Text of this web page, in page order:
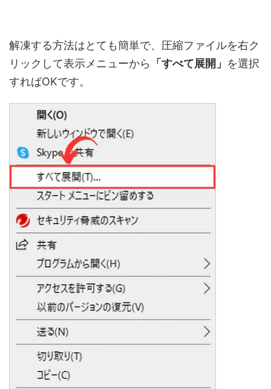
解凍する方法はとても簡単で、圧縮ファイルを右ク
リックして表示メニューから
「すべて展開」 を選択
すればOKです。